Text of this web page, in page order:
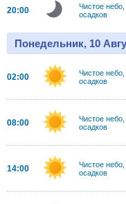
20:00
Чистое небо,
осадков
Понедельник, 10
02:00
Чистое небо,
осадков
08:00
Чистое небо,
осадков
14:00
Чистое небо,
осадков